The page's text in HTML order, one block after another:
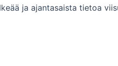
ja ajantasaista tietoa